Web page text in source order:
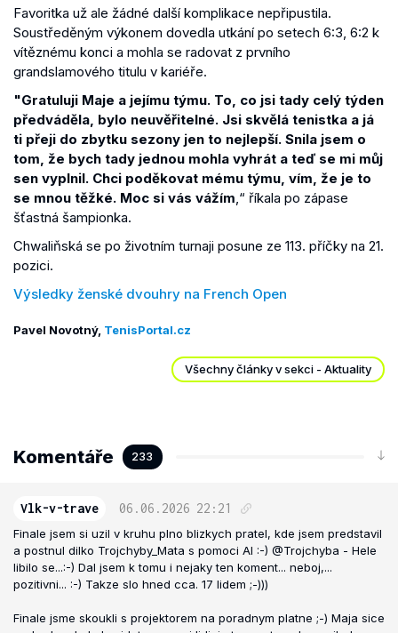
Favoritka už ale žádné další komplikace nepřipustila.
Soustředěným výkonem dovedla utkání po setech 6:3, 6:2 k
vítěznému konci a mohla se radovat z prvního
grandslamového titulu v kariéře.
"Gratuluji Maje a jejímu týmu. To, co jsi tady celý týden
předváděla, bylo neuvěřitelné. Jsi skvělá tenistka a já
ti přeji do zbytku sezony jen to nejlepší. Snila jsem o
tom, že bych tady jednou mohla vyhrát a teď se mi můj
sen vyplnil. Chci poděkovat mému týmu, vím, že je to
se mnou těžké. Moc si vás vážím,“ říkala po zápase
šťastná šampionka.
Chwaliňská se po životním turnaji posune ze 113. příčky na 21.
pozici.
Výsledky ženské dvouhry na French Open
Pavel Novotný, TenisPortal.cz
Všechny články v sekci - Aktuality
Komentáře 233
Vlk-v-trave 06.06.2026 22:21
Finale jsem si uzil v kruhu plno blizkych pratel, kde jsem predstavil
a postnul dilko Trojchyby_Mata s pomoci AI :-) @Trojchyba - Hele
libilo se...:-) Dal jsem k tomu i nejaky ten koment... neboj,...
pozitivni... :-) Takze slo hned cca. 17 lidem ;-)))
Finale jsme skoukli s projektorem na poradnym platne ;-) Maja sice